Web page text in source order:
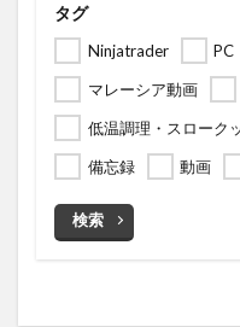
タグ
Ninjatrader PC
マレーシア動画
低温調理・スローク
備忘録
動画
検索